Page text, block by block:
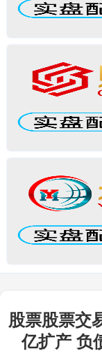
股票股票交
亿扩产 负